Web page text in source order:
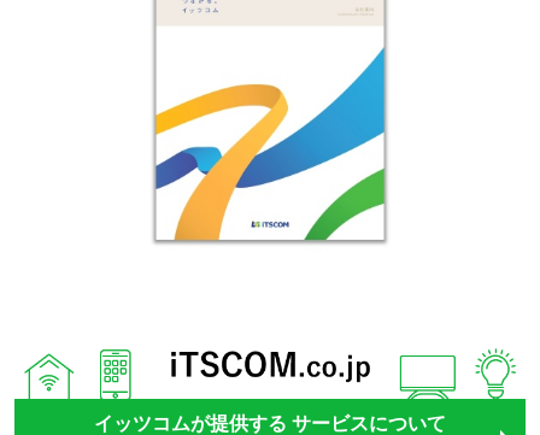
イッツコムが提供する サービスについて